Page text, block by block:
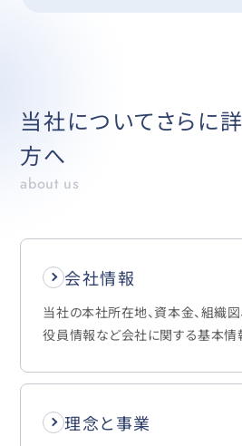
当社についてさらに
方へ
about us
会社情報
当社の本社所在地、資本金、組織図
役員情報など会社に関する基本情
理念と事業